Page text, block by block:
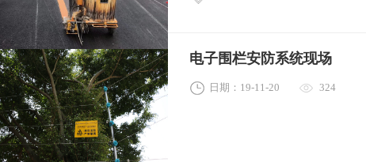
电子围栏安防系统现场
日期：19-11-20 324